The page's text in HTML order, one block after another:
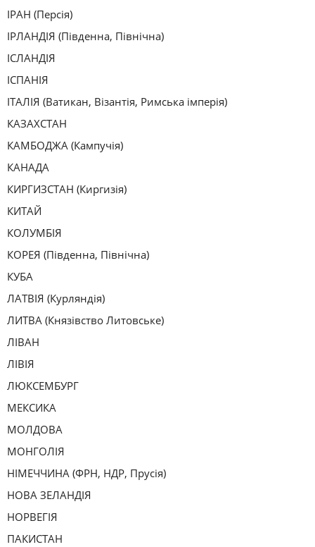
ІРАН (Персія)
ІРЛАНДІЯ (Південна, Північна)
ІСЛАНДІЯ
ІСПАНІЯ
ІТАЛІЯ (Ватикан, Візантія, Римська імперія)
КАЗАХСТАН
КАМБОДЖА (Кампучія)
КАНАДА
КИРГИЗСТАН (Киргизія)
КИТАЙ
КОЛУМБІЯ
КОРЕЯ (Південна, Північна)
КУБА
ЛАТВІЯ (Курляндія)
ЛИТВА (Князівство Литовське)
ЛІВАН
ЛІВІЯ
ЛЮКСЕМБУРГ
МЕКСИКА
МОЛДОВА
МОНГОЛІЯ
НІМЕЧЧИНА (ФРН, НДР, Прусія)
НОВА ЗЕЛАНДІЯ
НОРВЕГІЯ
ПАКИСТАН